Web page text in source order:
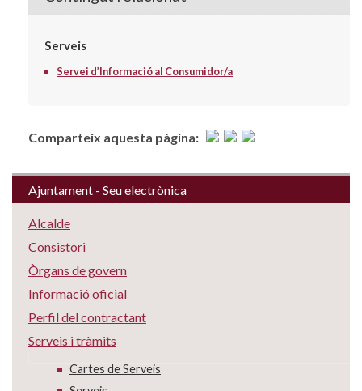
Serveis
Servei d’Informació al Consumidor/a
Comparteix aquesta pàgina:
Ajuntament - Seu electrònica
Alcalde
Consistori
Òrgans de govern
Informació oficial
Perfil del contractant
Serveis i tràmits
Cartes de Serveis